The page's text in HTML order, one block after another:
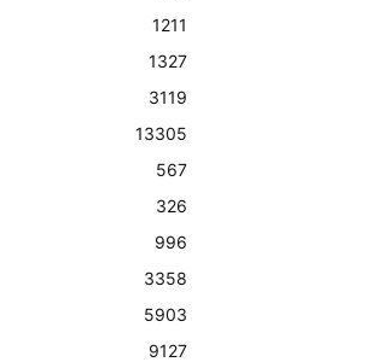
1211
1327
3119
13305
567
326
996
3358
5903
9127